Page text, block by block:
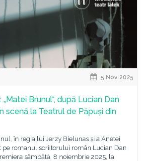
5 Nov 2025
Brunul“, după Lucian Dan
scenă la Teatrul de Păpuși din
în regia lui Jerzy Bielunas și a Anetei
pe romanul scriitorului român Lucian Dan
sâmbătă, 8 noiembrie 2025, la